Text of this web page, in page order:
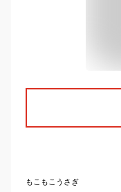
もこもこうさぎ